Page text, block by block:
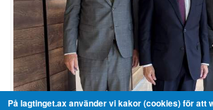
På lagtinget.ax använder vi kakor (cookies) för att